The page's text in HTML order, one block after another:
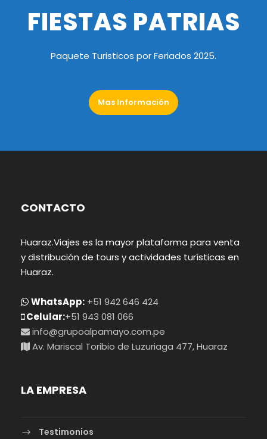
FIESTAS PATRIAS
Paquete Turisticos por Feriados 2025.
Mas Información
CONTACTO
Huaraz.Viajes es la mayor plataforma para venta
y distribución de tours y actividades turísticas en
Huaraz.
WhatsApp: +51 942 646 424
Celular:+51 943 081 066
info@grupoalpamayo.com.pe
Av. Mariscal Toribio de Luzuriaga 477, Huaraz
LA EMPRESA
Testimonios